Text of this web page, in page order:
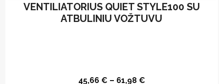
VENTILIATORIUS QUIET STYLE100 SU
ATBULINIU VOŽTUVU
45,66 € – 61,98 €